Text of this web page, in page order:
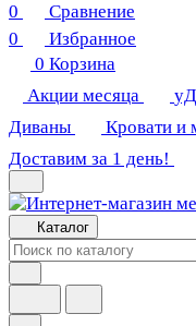
0
Сравнение
0
Избранное
0 Корзина
Акции месяца
Диваны
Кровати и
Доставим за 1 день!
Каталог